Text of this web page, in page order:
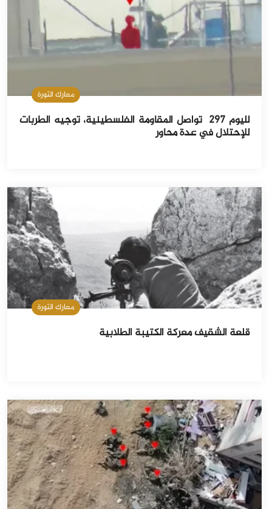
معارك الثورة
لليوم 297 تواصل المقاومة الفلسطينية، توجيه الطربات
للإحتلال في عدة محاور
معارك الثورة
قلعة الشقيف معركة الكتيبة الطلابية